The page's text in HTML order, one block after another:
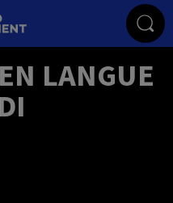
LANGUE